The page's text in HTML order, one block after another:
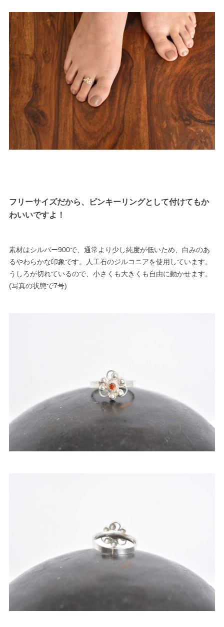
フリーサイズだから、ピンキーリングとして付けてもか
わいいですよ！
素材はシルバー900で、通常より少し純度が低いため、白みのあ
るやわらかな印象です。人工石のジルコニアを使用しています。
うしろが切れているので、小さくも大きくも自由に動かせます。
(写真の状態で7号)